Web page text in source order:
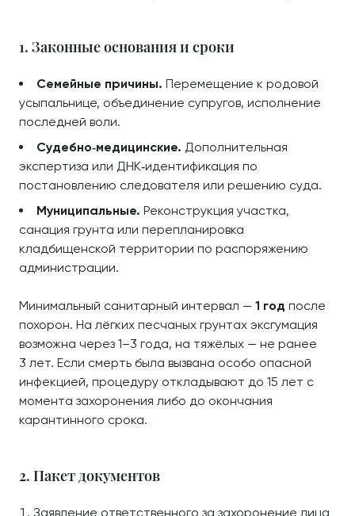
1. Законные основания и сроки
Семейные причины. Перемещение к родовой
усыпальнице, объединение супругов, исполнение
последней воли.
Судебно‑медицинские. Дополнительная
экспертиза или ДНК‑идентификация по
постановлению следователя или решению суда.
Муниципальные. Реконструкция участка,
санация грунта или перепланировка
кладбищенской территории по распоряжению
администрации.
Минимальный санитарный интервал — 1 год после
похорон. На лёгких песчаных грунтах эксгумация
возможна через 1–3 года, на тяжёлых — не ранее
3 лет. Если смерть была вызвана особо опасной
инфекцией, процедуру откладывают до 15 лет с
момента захоронения либо до окончания
карантинного срока.
2. Пакет документов
Заявление ответственного за захоронение лица